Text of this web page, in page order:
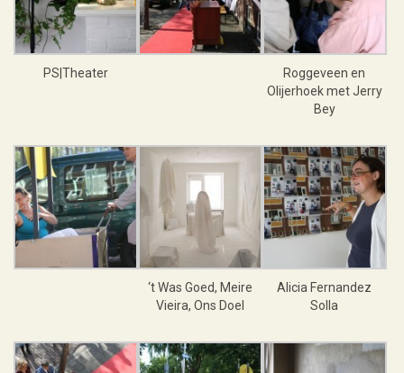
PS|Theater
Roggeveen en
Olijerhoek met Jerry
Bey
‘t Was Goed, Meire
Vieira, Ons Doel
Alicia Fernandez
Solla